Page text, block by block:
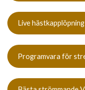
Live hästkapplöpning
Programvara för